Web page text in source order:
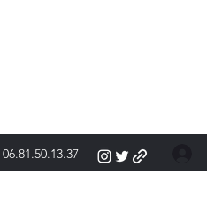
06.81.50.13.37